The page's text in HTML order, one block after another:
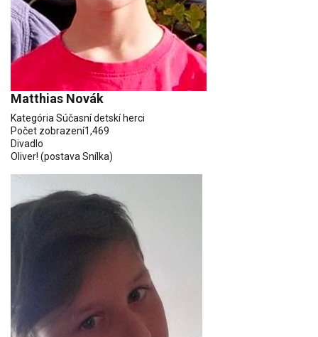
Matthias Novák
Kategória Súčasní detskí herci
Počet zobrazení1,469
Divadlo
Oliver! (postava Snílka)